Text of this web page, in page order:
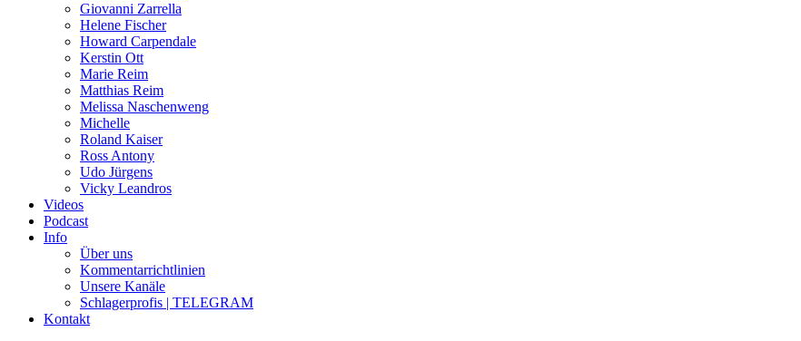
Giovanni Zarrella
Helene Fischer
Howard Carpendale
Kerstin Ott
Marie Reim
Matthias Reim
Melissa Naschenweng
Michelle
Roland Kaiser
Ross Antony
Udo Jürgens
Vicky Leandros
Videos
Podcast
Info
Über uns
Kommentarrichtlinien
Unsere Kanäle
Schlagerprofis | TELEGRAM
Kontakt